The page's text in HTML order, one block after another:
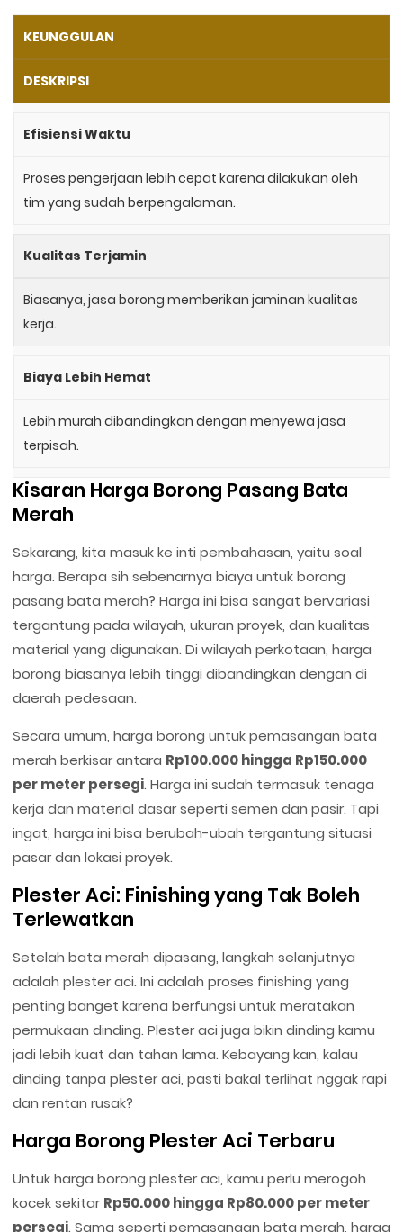
KEUNGGULAN
DESKRIPSI
Efisiensi Waktu
Proses pengerjaan lebih cepat karena dilakukan oleh
tim yang sudah berpengalaman.
Kualitas Terjamin
Biasanya, jasa borong memberikan jaminan kualitas
kerja.
Biaya Lebih Hemat
Lebih murah dibandingkan dengan menyewa jasa
terpisah.
Kisaran Harga Borong Pasang Bata
Merah
Sekarang, kita masuk ke inti pembahasan, yaitu soal
harga. Berapa sih sebenarnya biaya untuk borong
pasang bata merah? Harga ini bisa sangat bervariasi
tergantung pada wilayah, ukuran proyek, dan kualitas
material yang digunakan. Di wilayah perkotaan, harga
borong biasanya lebih tinggi dibandingkan dengan di
daerah pedesaan.
Secara umum, harga borong untuk pemasangan bata
merah berkisar antara Rp100.000 hingga Rp150.000
per meter persegi. Harga ini sudah termasuk tenaga
kerja dan material dasar seperti semen dan pasir. Tapi
ingat, harga ini bisa berubah-ubah tergantung situasi
pasar dan lokasi proyek.
Plester Aci: Finishing yang Tak Boleh
Terlewatkan
Setelah bata merah dipasang, langkah selanjutnya
adalah plester aci. Ini adalah proses finishing yang
penting banget karena berfungsi untuk meratakan
permukaan dinding. Plester aci juga bikin dinding kamu
jadi lebih kuat dan tahan lama. Kebayang kan, kalau
dinding tanpa plester aci, pasti bakal terlihat nggak rapi
dan rentan rusak?
Harga Borong Plester Aci Terbaru
Untuk harga borong plester aci, kamu perlu merogoh
kocek sekitarRp50.000 hingga Rp80.000 per meter
persegi. Sama seperti pemasangan bata merah, harga